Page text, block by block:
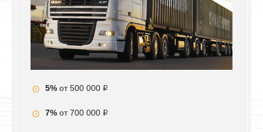
5% от 500 000 i
7% от 700 000 i